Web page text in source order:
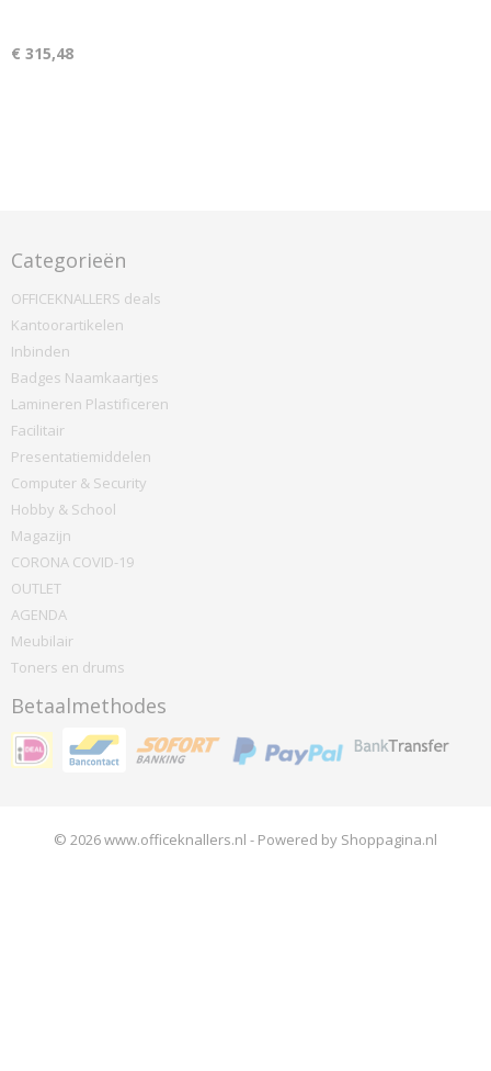
€ 315,48
Categorieën
OFFICEKNALLERS deals
Kantoorartikelen
Inbinden
Badges Naamkaartjes
Lamineren Plastificeren
Facilitair
Presentatiemiddelen
Computer & Security
Hobby & School
Magazijn
CORONA COVID-19
OUTLET
AGENDA
Meubilair
Toners en drums
Betaalmethodes
© 2026 www.officeknallers.nl - Powered by Shoppagina.nl